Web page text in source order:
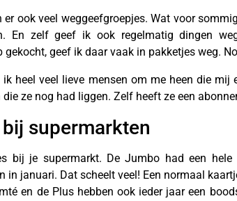
er ook veel weggeefgroepjes. Wat voor
En zelf geef ik ook regelmatig dingen
gekocht, geef ik daar vaak in pakketjes weg.
heel veel lieve mensen om me heen die
die ze nog had liggen. Zelf heeft ze een
supermarkten
bij je supermarkt. De Jumbo had een
in januari. Dat scheelt veel! Een normaal
en de Plus hebben ook ieder jaar een